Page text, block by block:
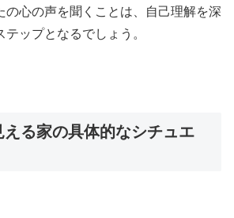
の心の声を聞くことは、自己理解を深
ップとなるでしょう。
る家の具体的なシチュエ